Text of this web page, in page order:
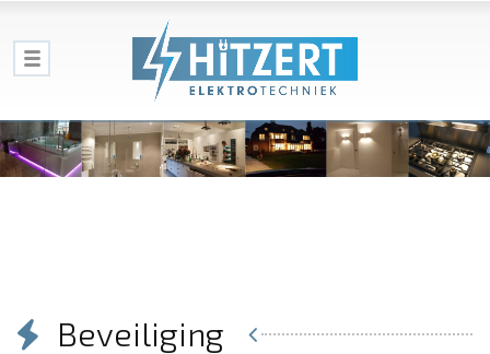
Beveiliging